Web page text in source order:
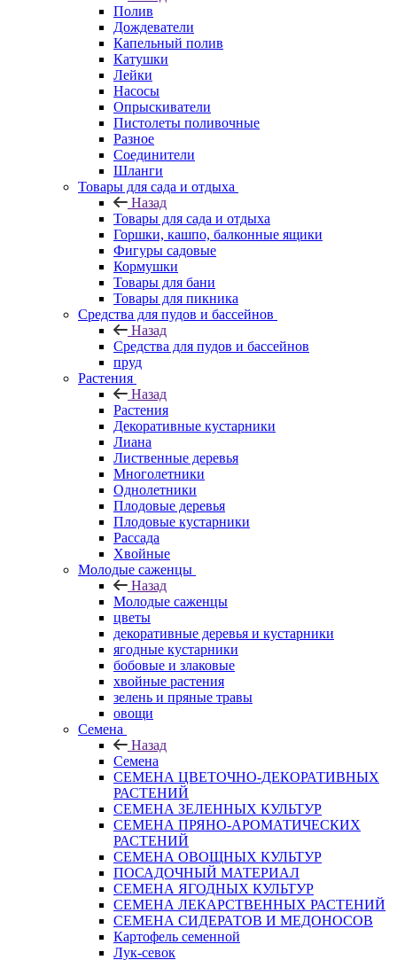
Полив
Дождеватели
Капельный полив
Катушки
Лейки
Насосы
Опрыскиватели
Пистолеты поливочные
Разное
Соединители
Шланги
Товары для сада и отдыха
Назад
Товары для сада и отдыха
Горшки, кашпо, балконные ящики
Фигуры садовые
Кормушки
Товары для бани
Товары для пикника
Средства для пудов и бассейнов
Назад
Средства для пудов и бассейнов
пруд
Растения
Назад
Растения
Декоративные кустарники
Лиана
Лиственные деревья
Многолетники
Однолетники
Плодовые деревья
Плодовые кустарники
Рассада
Хвойные
Молодые саженцы
Назад
Молодые саженцы
цветы
декоративные деревья и кустарники
ягодные кустарники
бобовые и злаковые
хвойные растения
зелень и пряные травы
овощи
Семена
Назад
Семена
СЕМЕНА ЦВЕТОЧНО-ДЕКОРАТИВНЫХ
РАСТЕНИЙ
СЕМЕНА ЗЕЛЕННЫХ КУЛЬТУР
СЕМЕНА ПРЯНО-АРОМАТИЧЕСКИХ
РАСТЕНИЙ
СЕМЕНА ОВОЩНЫХ КУЛЬТУР
ПОСАДОЧНЫЙ МАТЕРИАЛ
СЕМЕНА ЯГОДНЫХ КУЛЬТУР
СЕМЕНА ЛЕКАРСТВЕННЫХ РАСТЕНИЙ
СЕМЕНА СИДЕРАТОВ И МЕДОНОСОВ
Картофель семенной
Лук-севок